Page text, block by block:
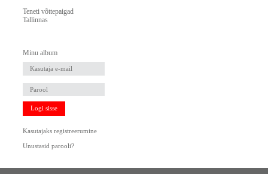
Teneti võttepaigad
Tallinnas
Minu album
Logi sisse
Kasutajaks registreerumine
Unustasid parooli?